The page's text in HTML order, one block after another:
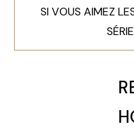
SI VOUS AIMEZ